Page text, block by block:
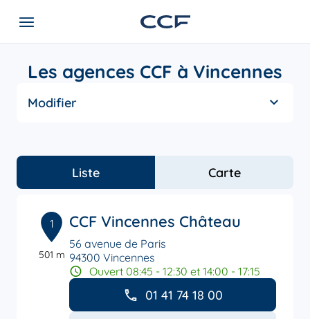
Les agences CCF à Vincennes
Modifier
Liste Carte
1
501 m
CCF Vincennes Château
56 avenue de Paris
94300 Vincennes
Ouvert 08:45 - 12:30 et 14:00 - 17:15
01 41 74 18 00